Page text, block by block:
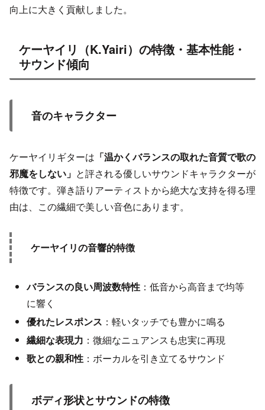
向上に大きく貢献しました。
ケーヤイリ（K.Yairi）の特徴・基本性能・
サウンド傾向
音のキャラクター
ケーヤイリギターは 「温かくバランスの取れた音質で歌の
邪魔をしない」 と評される優しいサウンドキャラクターが
特徴です。弾き語りアーティストから絶大な支持を得る理
由は、この繊細で美しい音色にあります。
ケーヤイリの音響的特徴
バランスの良い周波数特性 ：低音から高音まで均等
に響く
優れたレスポンス ：軽いタッチでも豊かに鳴る
繊細な表現力 ：微細なニュアンスも忠実に再現
歌との親和性 ：ボーカルを引き立てるサウンド
ボディ形状とサウンドの特徴